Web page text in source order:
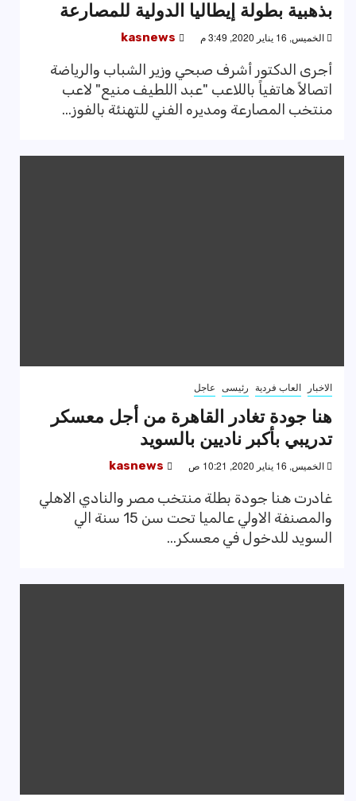
بذهبية بطولة إيطاليا الدولية للمصارعة
الخميس, 16 يناير 2020, 3:49 م kasnews
أجرى الدكتور أشرف صبحي وزير الشباب والرياضة
اتصالاً هاتفياً باللاعب "عبد اللطيف منيع" لاعب
منتخب المصارعة ومديره الفني للتهنئة بالفوز...
الاخبار العاب فردية رئيسى عاجل
هنا جودة تغادر القاهرة من أجل معسكر
تدريبي بأكبر ناديين بالسويد
الخميس, 16 يناير 2020, 10:21 ص kasnews
غادرت هنا جودة بطلة منتخب مصر والنادي الاهلي
والمصنفة الاولي عالميا تحت سن 15 سنة الي
السويد للدخول في معسكر...